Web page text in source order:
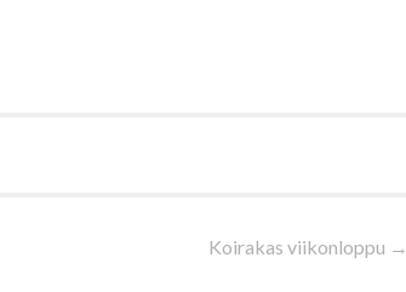
Koirakas viikonloppu →